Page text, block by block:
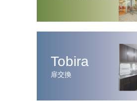
Tobira
扉交換